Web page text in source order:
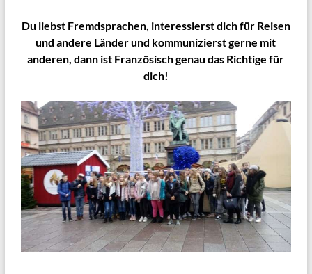
Du liebst Fremdsprachen, interessierst dich für Reisen
und andere Länder und kommunizierst gerne mit
anderen, dann ist Französisch genau das Richtige für
dich!